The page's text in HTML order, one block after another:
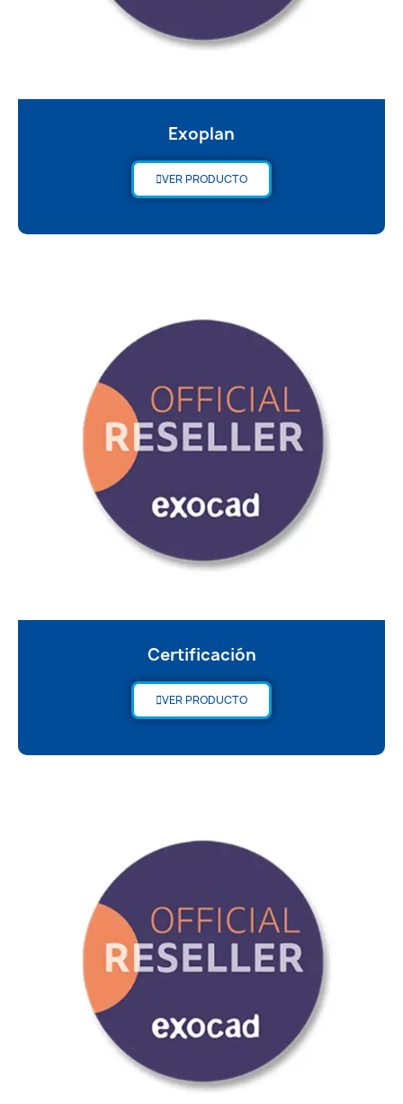
Exoplan
VER PRODUCTO
Certificación
VER PRODUCTO